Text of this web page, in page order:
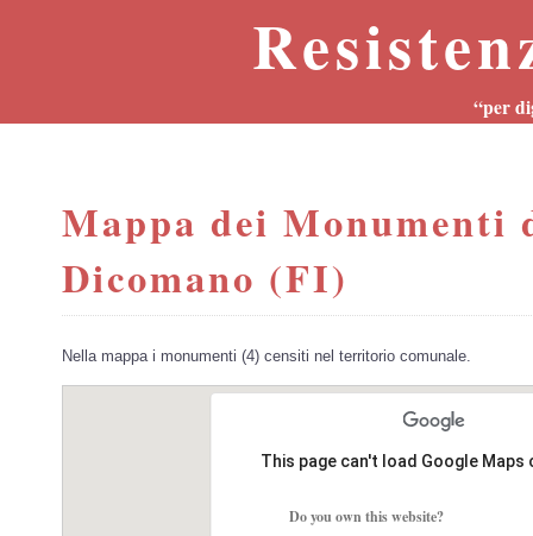
“per
Mappa dei Monumenti
Dicomano (FI)
Nella mappa i monumenti (4) censiti nel territorio comunale.
This page can't load Google
Do you own this website?